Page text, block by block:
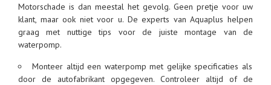
Motorschade is dan meestal het gevolg. Geen pretje voor uw
klant, maar ook niet voor u. De experts van Aquaplus helpen
graag met nuttige tips voor de juiste montage van de
waterpomp.
Monteer altijd een waterpomp met gelijke specificaties als
door de autofabrikant opgegeven. Controleer altijd of de